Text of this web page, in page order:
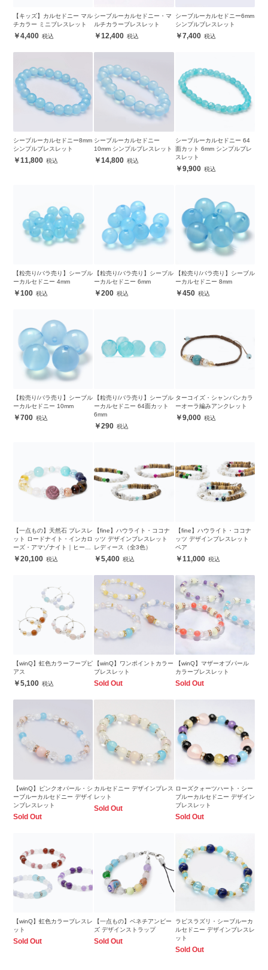
【キッズ】カルセドニー マル
チカラー ミニブレスレット
4,400
シーブルーカルセドニー・マ
ルチカラーブレスレット
12,400
シーブルーカルセドニー6mm
シンプルブレスレット
7,400
シーブルーカルセドニー8mm
シンプルブレスレット
11,800
シーブルーカルセドニー
10mm シンプルブレスレット
14,800
シーブルーカルセドニー 64
面カット 6mm シンプルブレ
スレット
9,900
【粒売り/バラ売り】シーブル
ーカルセドニー 4mm
100
【粒売り/バラ売り】シーブル
ーカルセドニー 6mm
200
【粒売り/バラ売り】シーブル
ーカルセドニー 8mm
450
【粒売り/バラ売り】シーブル
ーカルセドニー 10mm
700
【粒売り/バラ売り】シーブル
ーカルセドニー 64面カット
6mm
290
ターコイズ・シャンパンカラ
ーオーラ編みアンクレット
9,000
【一点もの】天然石 ブレスレ
ット ロードナイト・インカロ
ーズ・アマゾナイト｜ヒーリ
ングストーン オールインワン
20,100
【fine】ハウライト・ココナ
ッツ デザインブレスレット
レディース（全3色）
5,400
【fine】ハウライト・ココナ
ッツ デザインブレスレット
ペア
11,000
【winQ】虹色カラーフープピ
アス
5,100
【winQ】ワンポイントカラー
ブレスレット
Sold Out
【winQ】マザーオブパール
カラーブレスレット
Sold Out
【winQ】ピンクオパール・シ
ーブルーカルセドニー デザイ
ンブレスレット
Sold Out
カルセドニー デザインブレス
レット
Sold Out
ローズクォーツハート・シー
ブルーカルセドニー デザイン
ブレスレット
Sold Out
【winQ】虹色カラーブレスレ
ット
Sold Out
【一点もの】ベネチアンビー
ズ デザインストラップ
Sold Out
ラピスラズリ・シーブルーカ
ルセドニー デザインブレスレ
ット
Sold Out